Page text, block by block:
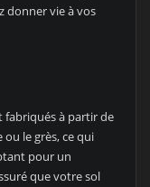
donner vie à vos
fabriqués à partir de
le grès, ce qui
pour un
que votre sol